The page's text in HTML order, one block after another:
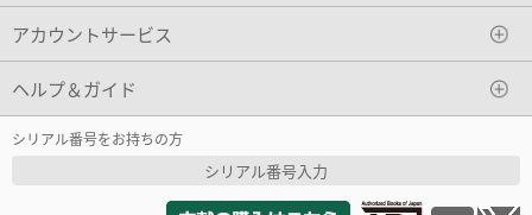
アカウントサービス
ヘルプ＆ガイド
シリアル番号をお持ちの方
シリアル番号入力